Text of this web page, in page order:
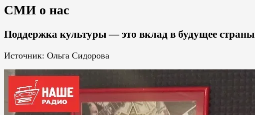
СМИ о нас
Поддержка культуры — это вклад в будущее страны
Источник: Ольга Сидорова